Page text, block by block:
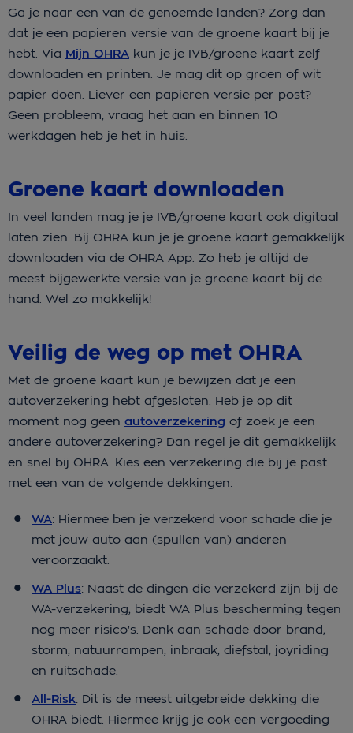
Ga je naar een van de genoemde landen? Zorg dan
dat je een papieren versie van de groene kaart bij je
hebt. Via Mijn OHRA kun je je IVB/groene kaart zelf
downloaden en printen. Je mag dit op groen of wit
papier doen. Liever een papieren versie per post?
Geen probleem, vraag het aan en binnen 10
werkdagen heb je het in huis.
Groene kaart downloaden
In veel landen mag je je IVB/groene kaart ook digitaal
laten zien. Bij OHRA kun je je groene kaart gemakkelijk
downloaden via de OHRA App. Zo heb je altijd de
meest bijgewerkte versie van je groene kaart bij de
hand. Wel zo makkelijk!
Veilig de weg op met OHRA
Met de groene kaart kun je bewijzen dat je een
autoverzekering hebt afgesloten. Heb je op dit
moment nog geen autoverzekering of zoek je een
andere autoverzekering? Dan regel je dit gemakkelijk
en snel bij OHRA. Kies een verzekering die bij je past
met een van de volgende dekkingen:
WA: Hiermee ben je verzekerd voor schade die je
met jouw auto aan (spullen van) anderen
veroorzaakt.
WA Plus: Naast de dingen die verzekerd zijn bij de
WA-verzekering, biedt WA Plus bescherming tegen
nog meer risico's. Denk aan schade door brand,
storm, natuurrampen, inbraak, diefstal, joyriding
en ruitschade.
All-Risk: Dit is de meest uitgebreide dekking die
OHRA biedt. Hiermee krijg je ook een vergoeding